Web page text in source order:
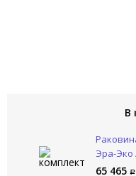
В
Эра-Эко
ERLA60SX
65 465